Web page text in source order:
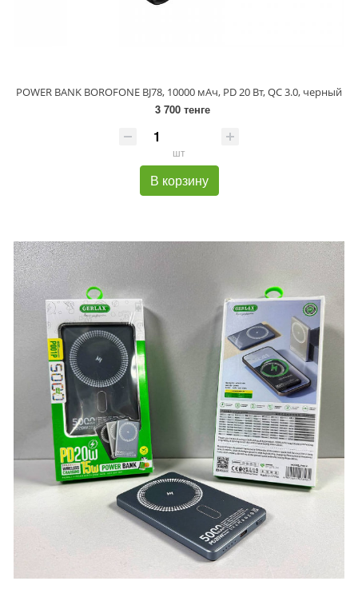
POWER BANK BOROFONE BJ78, 10000 мАч, PD 20 Вт, QC 3.0, черный
3 700 тенге
шт
В корзину